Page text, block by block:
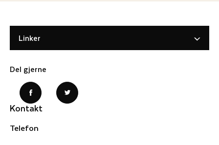
Linker
Del gjerne
Kontakt
Telefon